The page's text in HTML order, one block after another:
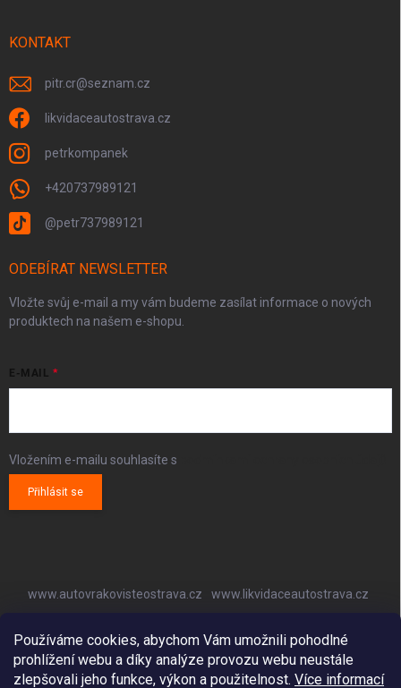
Používáme cookies, abychom Vám umožnili pohodlné
prohlížení webu a díky analýze provozu webu neustále
zlepšovali jeho funkce, výkon a použitelnost. Více informací
KONTAKT
pitr.cr@seznam.cz
likvidaceautostrava.cz
petrkompanek
+420737989121
@petr737989121
ODEBÍRAT NEWSLETTER
Vložte svůj e-mail a my vám budeme zasílat informace o nových
produktech na našem e-shopu.
E-MAIL
Vložením e-mailu souhlasíte s
Přihlásit se
www.autovrakovisteostrava.cz
www.likvidaceautostrava.cz